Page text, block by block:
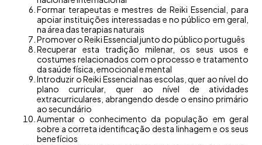
Formar terapeutas e mestres de Reiki Essencial, para
apoiar instituições interessadas e no público em geral,
na área das terapias naturais
Promover o Reiki Essencial junto do público português
Recuperar esta tradição milenar, os seus usos e
costumes relacionados com o processo e tratamento
da saúde física, emocional e mental
Introduzir o Reiki Essencial nas escolas, quer ao nível do
plano curricular, quer ao nível de atividades
extracurriculares, abrangendo desde o ensino primário
ao secundário
Aumentar o conhecimento da população em geral
sobre a correta identificação desta linhagem e os seus
benefícios